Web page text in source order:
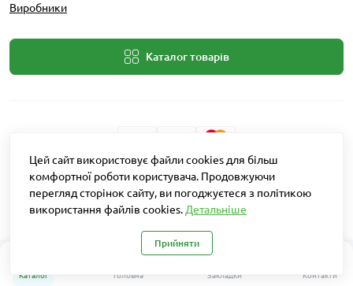
Каталог Головна Закладки Контакти
Виробники
Каталог товарів
Розробник: Intent Solutions
Агро Рітейл © 2026
Цей сайт використовує файли cookies для більш
комфортної роботи користувача. Продовжуючи
перегляд сторінок сайту, ви погоджуєтеся з політикою
використання файлів cookies. Детальніше
Прийняти